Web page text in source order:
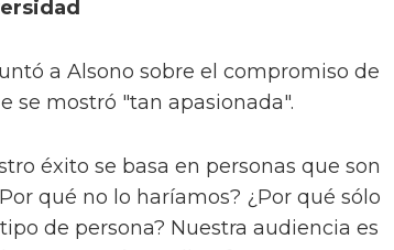
a Alsono sobre el compromiso de
se mostró "tan apasionada".
éxito se basa en personas que son
qué no lo haríamos? ¿Por qué sólo
de persona? Nuestra audiencia es